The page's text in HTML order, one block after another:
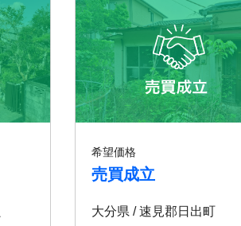
希望価格
売買成立
大分県 / 速見郡日出町